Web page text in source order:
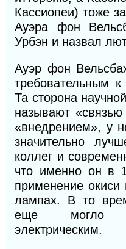
Кассиопеи) тоже
Ауэра фон
Урбэн и назвал
Ауэр фон
требовательным
Та сторона
называют
«внедрением», у
значительно
коллег и
что именно он в
применение окиси
лампах. В то
еще могло
электрическим.